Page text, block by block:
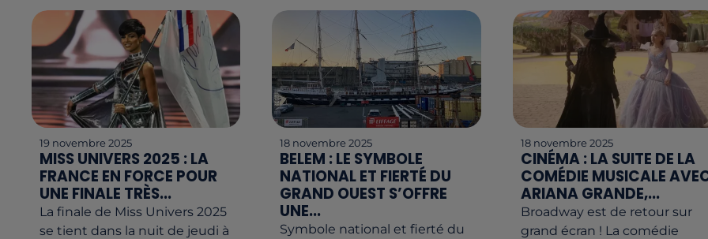
19 novembre 2025
MISS UNIVERS 2025 : LA
FRANCE EN FORCE POUR
UNE FINALE TRÈS...
La finale de Miss Univers 2025
se tient dans la nuit de jeudi à
18 novembre 2025
BELEM : LE SYMBOLE
NATIONAL ET FIERTÉ DU
GRAND OUEST S’OFFRE
UNE...
Symbole national et fierté du
18 novembre 2025
CINÉMA : LA SUITE DE LA
COMÉDIE MUSICALE
ARIANA GRANDE,...
Broadway est de retour sur
grand écran ! La comédie